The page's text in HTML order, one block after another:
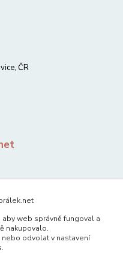
ČR
web správně fungoval a
nakupovalo.
odvolat v nastavení